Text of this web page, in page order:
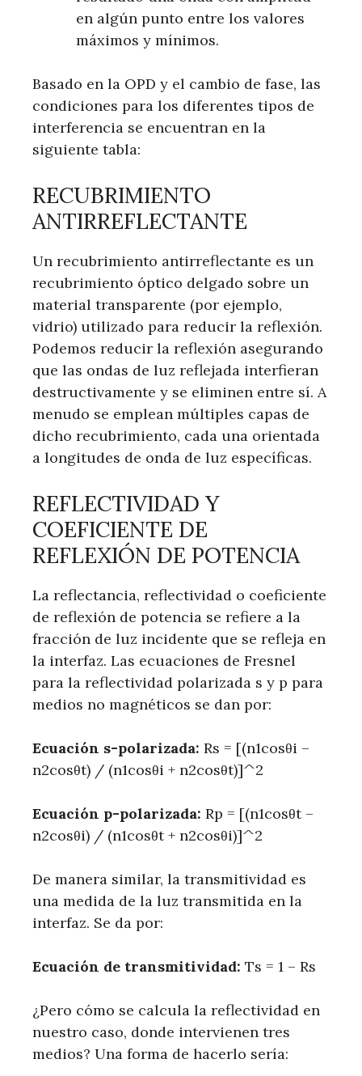
en algún punto entre los valores
máximos y mínimos.
Basado en la OPD y el cambio de fase, las
condiciones para los diferentes tipos de
interferencia se encuentran en la
siguiente tabla:
RECUBRIMIENTO
ANTIRREFLECTANTE
Un recubrimiento antirreflectante es un
recubrimiento óptico delgado sobre un
material transparente (por ejemplo,
vidrio) utilizado para reducir la reflexión.
Podemos reducir la reflexión asegurando
que las ondas de luz reflejada interfieran
destructivamente y se eliminen entre sí. A
menudo se emplean múltiples capas de
dicho recubrimiento, cada una orientada
a longitudes de onda de luz específicas.
REFLECTIVIDAD Y
COEFICIENTE DE
REFLEXIÓN DE POTENCIA
La reflectancia, reflectividad o coeficiente
de reflexión de potencia se refiere a la
fracción de luz incidente que se refleja en
la interfaz. Las ecuaciones de Fresnel
para la reflectividad polarizada s y p para
medios no magnéticos se dan por:
Ecuación s-polarizada: Rs = [(n1cosθi –
n2cosθt) / (n1cosθi + n2cosθt)]^2
Ecuación p-polarizada: Rp = [(n1cosθt –
n2cosθi) / (n1cosθt + n2cosθi)]^2
De manera similar, la transmitividad es
una medida de la luz transmitida en la
interfaz. Se da por:
Ecuación de transmitividad: Ts = 1 – Rs
¿Pero cómo se calcula la reflectividad en
nuestro caso, donde intervienen tres
medios? Una forma de hacerlo sería: